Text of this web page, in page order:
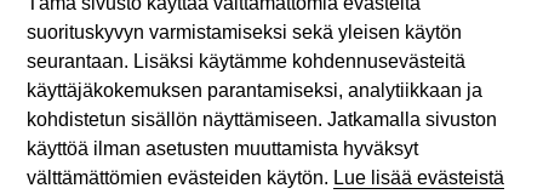
00100 Helsinki
Puh. 040 547 7090
toimisto (@) tyottomat.fi
Y-tunnus: 1003909-9
suorituskyvyn varmistamiseksi sekä yleisen käytön
seurantaan. Lisäksi käytämme kohdennusevästeitä
käyttäjäkokemuksen parantamiseksi, analytiikkaan ja
kohdistetun sisällön näyttämiseen. Jatkamalla sivuston
käyttöä ilman asetusten muuttamista hyväksyt
välttämättömien evästeiden käytön. Lue lisää evästeistä